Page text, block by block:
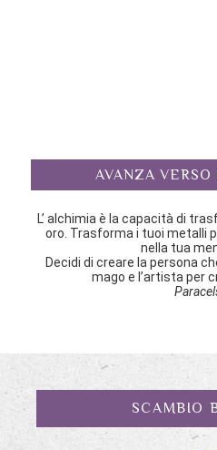
AVANZA VERSO
L’ alchimia è la capacità di
oro. Trasforma i tuoi metalli
nella tua
Decidi di creare la persona
mago e l’artista per
SCAMBIO